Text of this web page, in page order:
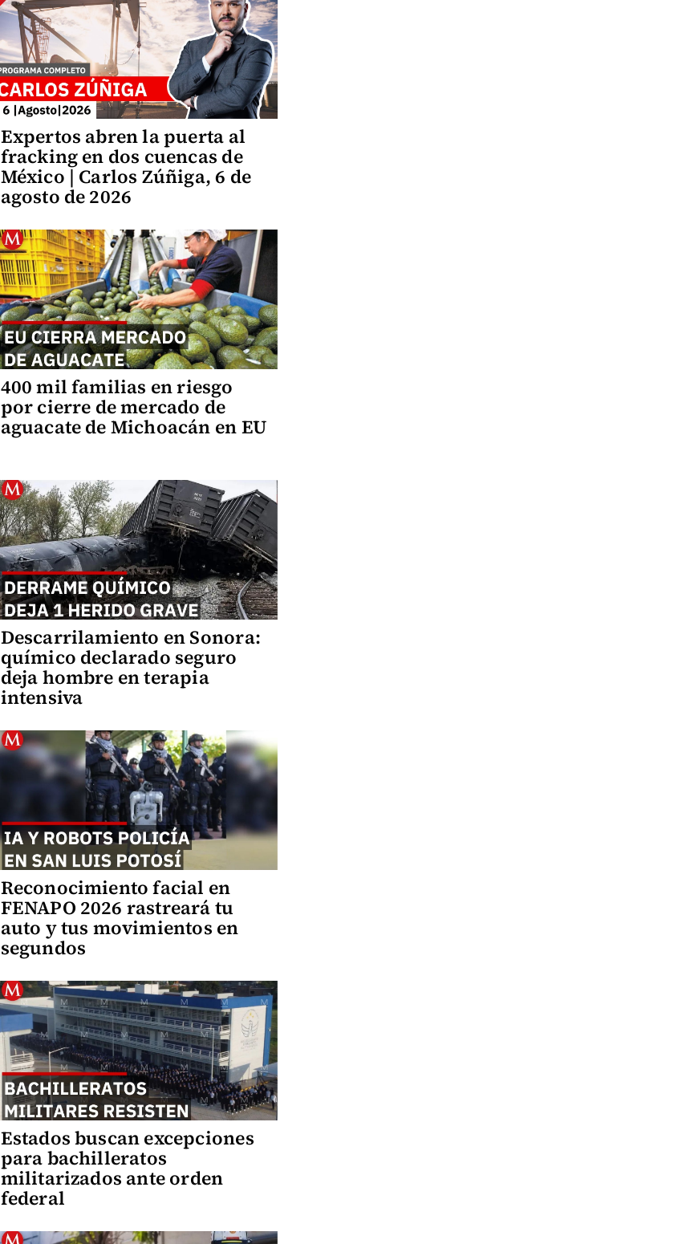
Expertos abren la puerta al
fracking en dos cuencas de
México | Carlos Zúñiga, 6 de
agosto de 2026
400 mil familias en riesgo
por cierre de mercado de
aguacate de Michoacán en EU
Descarrilamiento en Sonora:
químico declarado seguro
deja hombre en terapia
intensiva
Reconocimiento facial en
FENAPO 2026 rastreará tu
auto y tus movimientos en
segundos
Estados buscan excepciones
para bachilleratos
militarizados ante orden
federal